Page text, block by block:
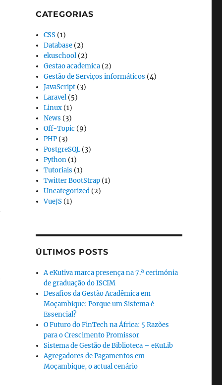
CATEGORIAS
CSS (1)
Database (2)
ekuschool (2)
Gestao academica (2)
Gestão de Serviços informáticos (4)
JavaScript (3)
Laravel (5)
Linux (1)
News (3)
Off-Topic (9)
PHP (3)
PostgreSQL (3)
Python (1)
Tutoriais (1)
Twitter BootStrap (1)
Uncategorized (2)
VueJS (1)
ÚLTIMOS POSTS
A eKutiva marca presença na 7.ª cerimónia
de graduação do ISCIM
Desafios da Gestão Acadêmica em
Moçambique: Porque um Sistema é
Essencial?
O Futuro do FinTech na África: 5 Razões
para o Crescimento Promissor
Sistema de Gestão de Biblioteca – eKuLib
Agregadores de Pagamentos em
Moçambique, o actual cenário